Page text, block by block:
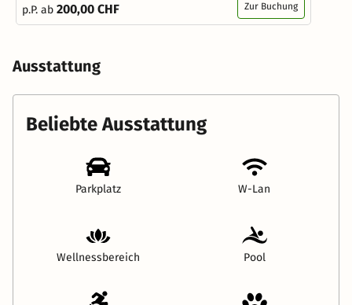
p.P. ab 200,00 CHF Zur Buchung
Ausstattung
Beliebte Ausstattung
Parkplatz W-Lan
Wellnessbereich Pool